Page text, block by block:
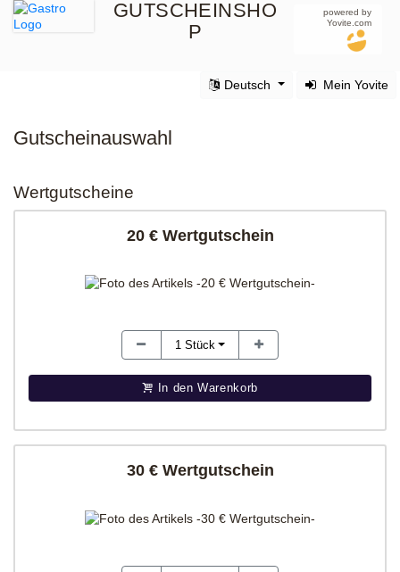
GUTSCHEINSHO
P
powered by
Yovite.com
Mein Yovite
Deutsch
Gutscheinauswahl
Wertgutscheine
20 € Wertgutschein
1 Stück
In den Warenkorb
30 € Wertgutschein